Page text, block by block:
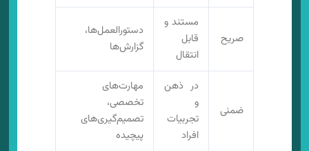
صریح
مستند و
قابل
انتقال
دستورالعمل‌ها،
گزارش‌ها
ضمنی
در ذهن
و
تجربیات
افراد
مهارت‌های
تخصصی،
تصمیم‌گیری‌های
پیچیده